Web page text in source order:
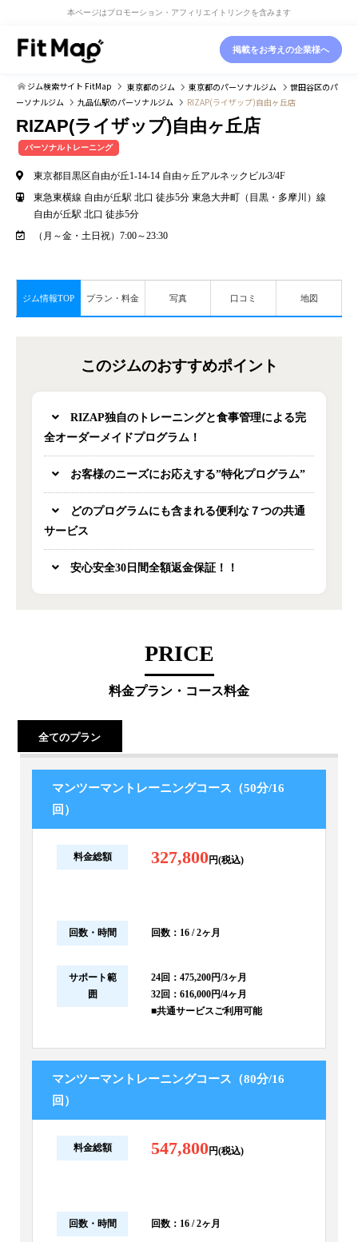
本ページはプロモーション・アフィリエイトリンクを含みます
掲載をお考えの企業様へ
ジム検索サイト FitMap 東京都のジム 東京都のパーソナルジム 世田谷区のパ
ーソナルジム
九品仏駅のパーソナルジム RIZAP(ライザップ)自由ヶ丘店
RIZAP(ライザップ)自由ヶ丘店
パーソナルトレーニング
東京都目黒区自由が丘1-14-14 自由ヶ丘アルネックビル3/4F
東急東横線 自由が丘駅 北口 徒歩5分 東急大井町（目黒・多摩川）線
自由が丘駅 北口 徒歩5分
（月～金・土日祝）7:00～23:30
ジム情報TOP プラン・料金 写真 口コミ 地図
このジムのおすすめポイント
RIZAP独自のトレーニングと食事管理による完
全オーダーメイドプログラム！
お客様のニーズにお応えする”特化プログラム”
どのプログラムにも含まれる便利な７つの共通
サービス
安心安全30日間全額返金保証！！
PRICE
料金プラン・コース料金
全てのプラン
マンツーマントレーニングコース（50分/16
回）
料金総額 327,800円(税込)
回数・時間 回数：16 / 2ヶ月
サポート範
囲
24回：475,200円/3ヶ月
32回：616,000円/4ヶ月
■共通サービスご利用可能
マンツーマントレーニングコース（80分/16
回）
料金総額 547,800円(税込)
回数・時間 回数：16 / 2ヶ月